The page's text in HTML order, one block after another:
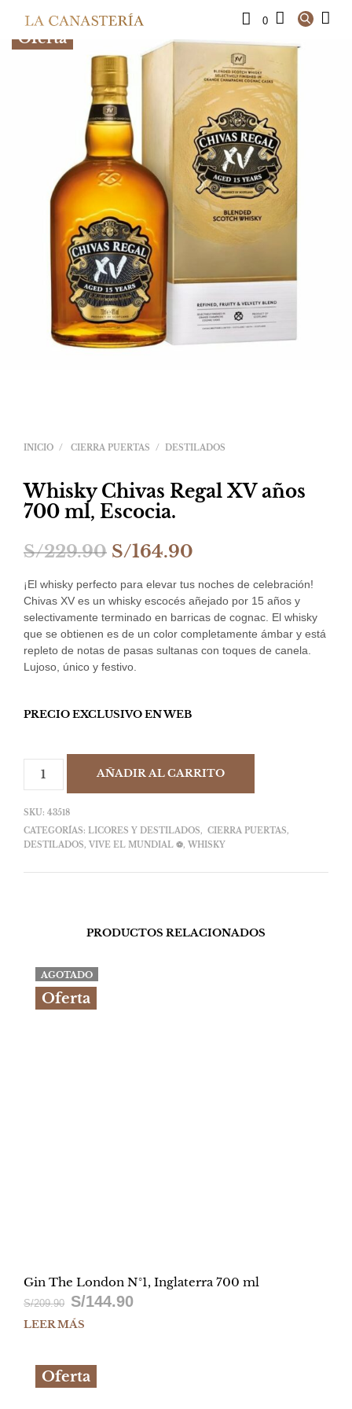
0
Oferta
INICIO / CIERRA PUERTAS / DESTILADOS
Whisky Chivas Regal XV años
700 ml, Escocia.
S/229.90 El
precio
original
era:
S/229.90.
S/164.90
precio
actual
es:
S/164.90.
¡El whisky perfecto para elevar tus noches de celebración!
Chivas XV es un whisky escocés añejado por 15 años y
selectivamente terminado en barricas de cognac. El whisky
que se obtienen es de un color completamente ámbar y está
repleto de notas de pasas sultanas con toques de canela.
Lujoso, único y festivo.
PRECIO EXCLUSIVO EN WEB
AÑADIR AL CARRITO
SKU: 43518
CATEGORÍAS: LICORES Y DESTILADOS, CIERRA PUERTAS,
DESTILADOS, VIVE EL MUNDIAL ⚽, WHISKY
PRODUCTOS RELACIONADOS
Oferta
AGOTADO
Gin The London N°1, Inglaterra 700 ml
S/209.90 El
precio
era:
S/144.90El
LEER MÁS
Oferta